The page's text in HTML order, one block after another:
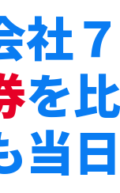
社
を
当